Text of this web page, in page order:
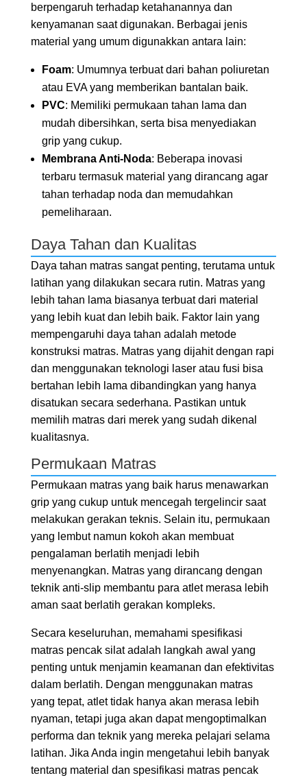
berpengaruh terhadap ketahanannya dan
kenyamanan saat digunakan. Berbagai jenis
material yang umum digunakkan antara lain:
Foam: Umumnya terbuat dari bahan poliuretan
atau EVA yang memberikan bantalan baik.
PVC: Memiliki permukaan tahan lama dan
mudah dibersihkan, serta bisa menyediakan
grip yang cukup.
Membrana Anti-Noda: Beberapa inovasi
terbaru termasuk material yang dirancang agar
tahan terhadap noda dan memudahkan
pemeliharaan.
Daya Tahan dan Kualitas
Daya tahan matras sangat penting, terutama untuk
latihan yang dilakukan secara rutin. Matras yang
lebih tahan lama biasanya terbuat dari material
yang lebih kuat dan lebih baik. Faktor lain yang
mempengaruhi daya tahan adalah metode
konstruksi matras. Matras yang dijahit dengan rapi
dan menggunakan teknologi laser atau fusi bisa
bertahan lebih lama dibandingkan yang hanya
disatukan secara sederhana. Pastikan untuk
memilih matras dari merek yang sudah dikenal
kualitasnya.
Permukaan Matras
Permukaan matras yang baik harus menawarkan
grip yang cukup untuk mencegah tergelincir saat
melakukan gerakan teknis. Selain itu, permukaan
yang lembut namun kokoh akan membuat
pengalaman berlatih menjadi lebih
menyenangkan. Matras yang dirancang dengan
teknik anti-slip membantu para atlet merasa lebih
aman saat berlatih gerakan kompleks.
Secara keseluruhan, memahami spesifikasi
matras pencak silat adalah langkah awal yang
penting untuk menjamin keamanan dan efektivitas
dalam berlatih. Dengan menggunakan matras
yang tepat, atlet tidak hanya akan merasa lebih
nyaman, tetapi juga akan dapat mengoptimalkan
performa dan teknik yang mereka pelajari selama
latihan. Jika Anda ingin mengetahui lebih banyak
tentang material dan spesifikasi matras pencak